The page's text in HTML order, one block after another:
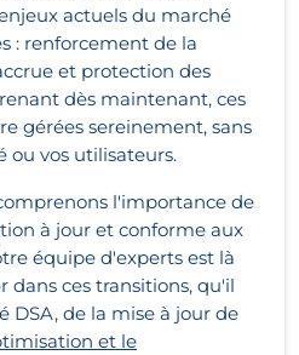
actuels du marché
: renforcement de la
et protection des
dès maintenant, ces
gérées sereinement, sans
ou vos utilisateurs.
l'importance de
à jour et conforme aux
équipe d'experts est là
dans ces transitions, qu'il
DSA, de la mise à jour de
et le